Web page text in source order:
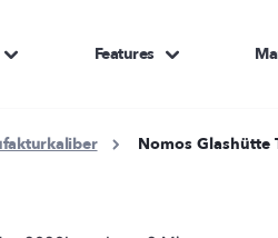
Features
Nomos Glashütte